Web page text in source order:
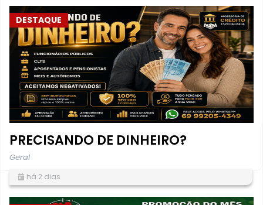
DESTAQUE
PRECISANDO DE DINHEIRO?
Geral
há 2 dias